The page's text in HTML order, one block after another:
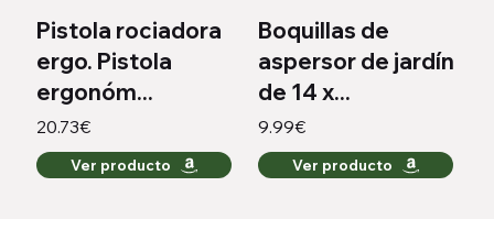
Pistola rociadora
ergo. Pistola
ergonóm...
20.73€
Ver producto
Boquillas de
aspersor de jardín
de 14 x...
9.99€
Ver producto